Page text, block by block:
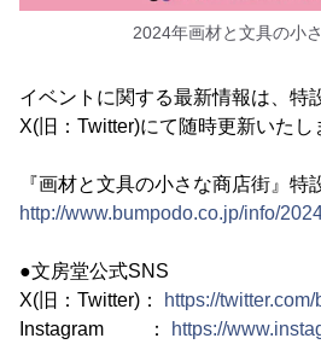
2024年画材と文具の小
イベントに関する最新情報は、特
X(旧：Twitter)にて随時更新いたし
『画材と文具の小さな商店街』特
http://www.bumpodo.co.jp/info/
●文房堂公式SNS
X(旧：Twitter)：
https://
Instagram ：
https://